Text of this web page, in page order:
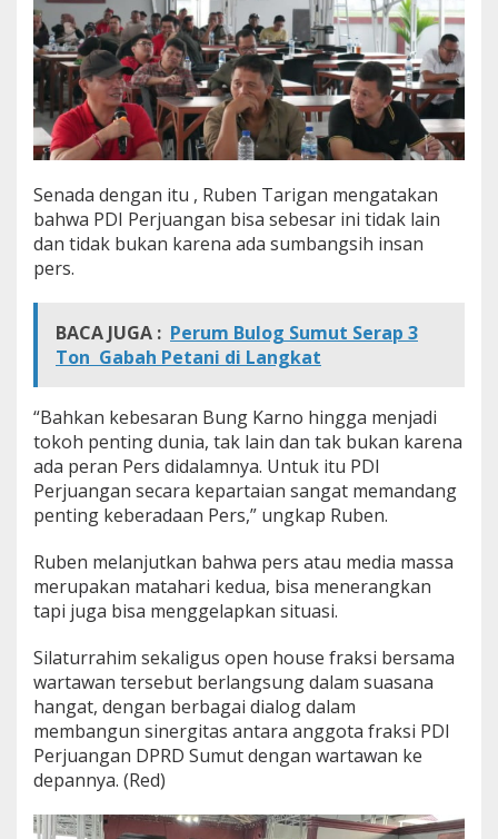
Senada dengan itu , Ruben Tarigan mengatakan
bahwa PDI Perjuangan bisa sebesar ini tidak lain
dan tidak bukan karena ada sumbangsih insan
pers.
BACA JUGA : Perum Bulog Sumut Serap 3
Ton Gabah Petani di Langkat
“Bahkan kebesaran Bung Karno hingga menjadi
tokoh penting dunia, tak lain dan tak bukan karena
ada peran Pers didalamnya. Untuk itu PDI
Perjuangan secara kepartaian sangat memandang
penting keberadaan Pers,” ungkap Ruben.
Ruben melanjutkan bahwa pers atau media massa
merupakan matahari kedua, bisa menerangkan
tapi juga bisa menggelapkan situasi.
Silaturrahim sekaligus open house fraksi bersama
wartawan tersebut berlangsung dalam suasana
hangat, dengan berbagai dialog dalam
membangun sinergitas antara anggota fraksi PDI
Perjuangan DPRD Sumut dengan wartawan ke
depannya. (Red)